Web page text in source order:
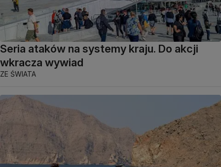
Seria ataków na systemy kraju. Do akcji
wkracza wywiad
ZE ŚWIATA